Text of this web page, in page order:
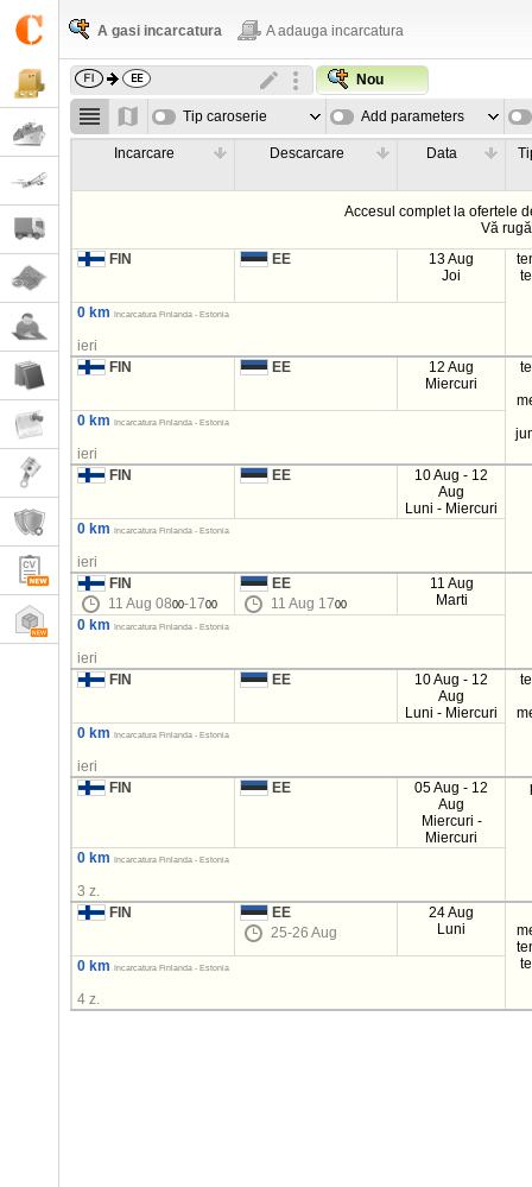
A gasi incarcatura A adauga incarcatura
Nou
Tip caroserie Add parameters
Incarcare Descarcare Data
Accesul complet la ofertele
Vă
FIN
EE
13 Aug
Joi
0 km Incarcatura Finlanda - Estonia
ieri
FIN
EE
12 Aug
Miercuri
0 km Incarcatura Finlanda - Estonia
ieri
FIN
EE
10 Aug - 12
Aug
Luni - Miercuri
0 km
Incarcatura Finlanda - Estonia
ieri
FIN
11 Aug 0800-1700
EE
11 Aug 1700
11 Aug
Marti
0 km
Incarcatura Finlanda - Estonia
ieri
FIN
EE
10 Aug - 12
Aug
Luni - Miercuri
0 km
Incarcatura Finlanda - Estonia
ieri
FIN
EE
05 Aug - 12
Aug
Miercuri -
Miercuri
0 km Incarcatura Finlanda - Estonia
3 z.
FIN
EE
25-26 Aug
24 Aug
Luni
0 km Incarcatura Finlanda - Estonia
4 z.